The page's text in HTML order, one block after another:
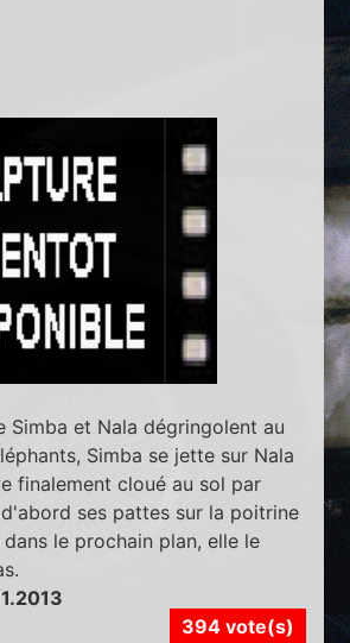
Simba et Nala dégringolent au
Simba se jette sur Nala
finalement cloué au sol par
ses pattes sur la poitrine
le prochain plan, elle le
394 vote(s)